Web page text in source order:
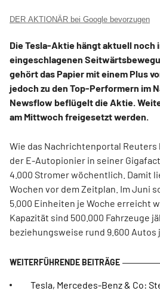
DER AKTIONÄR bei Google bevorzugen
Die Tesla-Aktie hängt aktuell noch
eingeschlagenen
gehört das Papier mit einem Plus
jedoch zu den Top-Performern im
Newsflow beflügelt die Aktie.
am Mittwoch freigesetzt werden.
Wie das Nachrichtenportal
der E-Autopionier in seiner
4.000 Stromer wöchentlich. Damit
Wochen vor dem Zeitplan. Im Juni
5.000 Einheiten je Woche erreicht
Kapazität sind 500.000 Fahrzeuge
beziehungsweise rund 9.600 Autos
Tesla, Mercedes-Benz & Co: